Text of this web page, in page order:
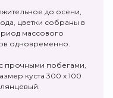
до осени,
цветки собраны в
массового
одновременно.
прочными побегами,
куста 300 х 100